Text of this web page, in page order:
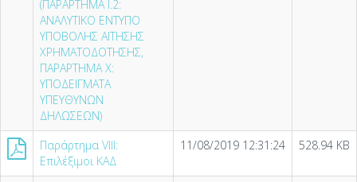
(ΠΑΡΑΡΤΗΜΑ I.2:
ΑΝΑΛΥΤΙΚΟ ΕΝΤΥΠΟ
ΥΠΟΒΟΛΗΣ ΑΙΤΗΣΗΣ
ΧΡΗΜΑΤΟΔΟΤΗΣΗΣ,
ΠΑΡΑΡΤΗΜΑ X:
ΥΠΟΔΕΙΓΜΑΤΑ
ΥΠΕΥΘΥΝΩΝ
ΔΗΛΩΣΕΩΝ)
Παράρτημα VIII:
Επιλέξιμοι ΚΑΔ
11/08/2019 12:31:24 528.94 KB